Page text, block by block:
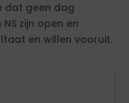
dat geen dag
zijn open en
en willen vooruit.